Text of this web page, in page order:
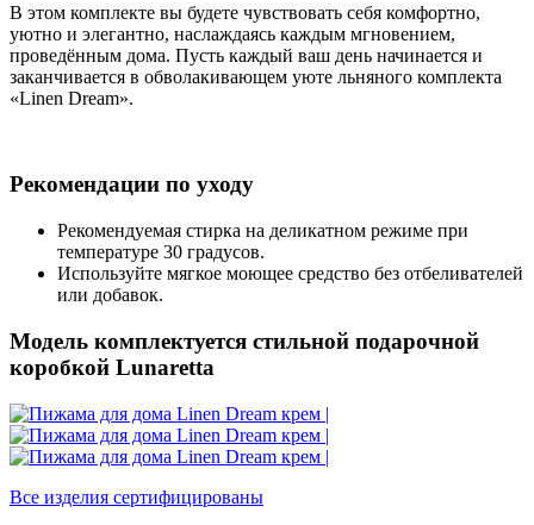
В этом комплекте вы будете чувствовать себя комфортно,
уютно и элегантно, наслаждаясь каждым мгновением,
проведённым дома. Пусть каждый ваш день начинается и
заканчивается в обволакивающем уюте льняного комплекта
«Linen Dream».
Рекомендации по уходу
Рекомендуемая стирка на деликатном режиме при
температуре 30 градусов.
Используйте мягкое моющее средство без отбеливателей
или добавок.
Модель комплектуется стильной подарочной
коробкой Lunaretta
Все изделия сертифицированы